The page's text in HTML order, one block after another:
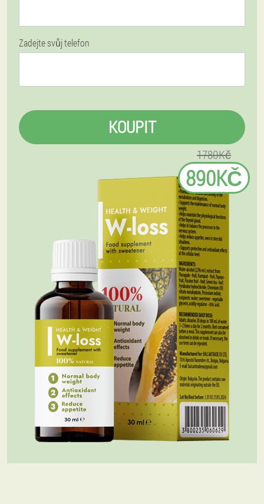
Zadejte svůj telefon
KOUPIT
1780Kč
890KČ